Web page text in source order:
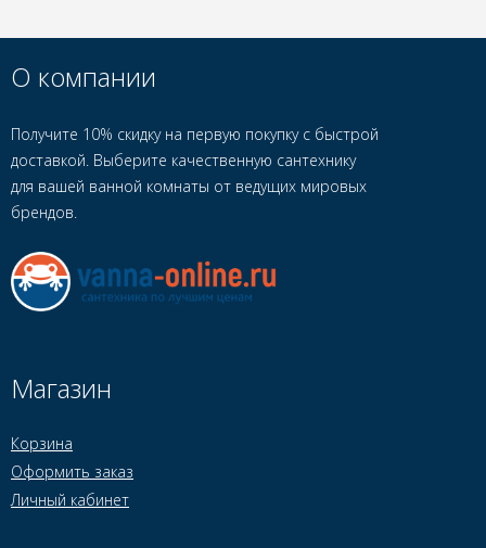
О компании
Получите 10% скидку на первую покупку с быстрой
доставкой. Выберите качественную сантехнику
для вашей ванной комнаты от ведущих мировых
брендов.
Магазин
Корзина
Оформить заказ
Личный кабинет